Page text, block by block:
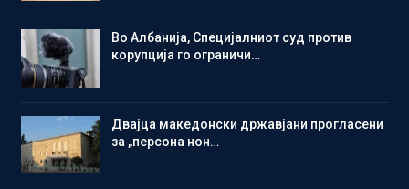
Во Албанија, Специјалниот суд против
корупција го ограничи…
Двајца македонски државјани прогласени
за „персона нон…